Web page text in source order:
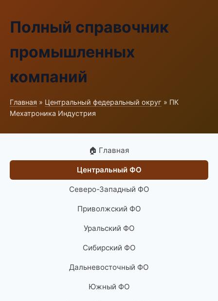
Полный справочник
промышленных
компаний
Главная » Центральный федеральный округ » ПК
Мехатроника Индустрия
🏠 Главная
Центральный ФО
Северо-Западный ФО
Приволжский ФО
Уральский ФО
Сибирский ФО
Дальневосточный ФО
Южный ФО